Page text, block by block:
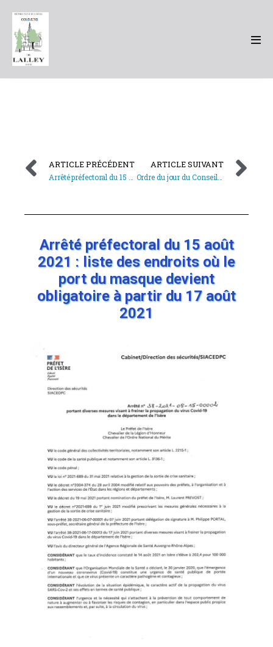
ARTICLE PRÉCÉDENT
ARTICLE SUIVANT
Arrêté préfectoral du 15 août
2021 : liste des endroits où le
port du masque devient
obligatoire à partir du 17 août
2021